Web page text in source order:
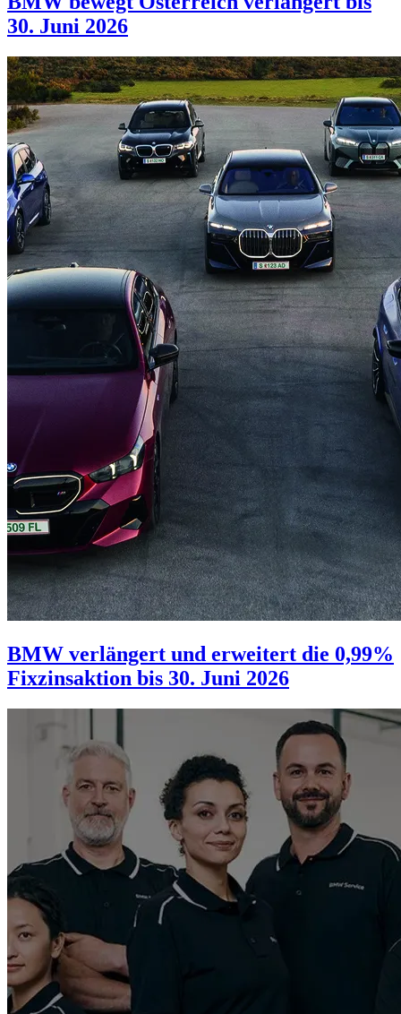
30. Juni 2026
BMW verlängert und erweitert die 0,99%
Fixzinsaktion bis 30. Juni 2026